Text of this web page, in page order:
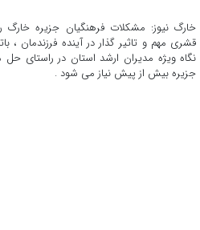
خارگ نیوز: مشکلات فرهنگیان جزیره خارگ
قشری مهم و تاثیر گذار در آینده فرزندمان
نگاه ویژه مدیران ارشد استان در راستای
جزیره بیش از پیش نیاز می شود .